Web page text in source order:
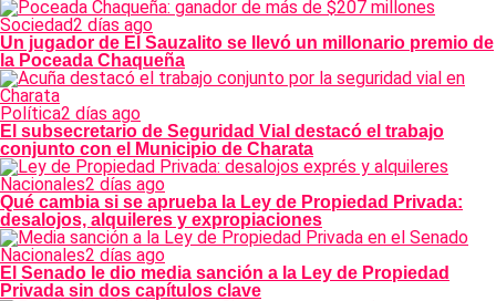
Sociedad2 días ago
Un jugador de El Sauzalito se llevó un millonario premio de
la Poceada Chaqueña
Política2 días ago
El subsecretario de Seguridad Vial destacó el trabajo
conjunto con el Municipio de Charata
Nacionales2 días ago
Qué cambia si se aprueba la Ley de Propiedad Privada:
desalojos, alquileres y expropiaciones
Nacionales2 días ago
El Senado le dio media sanción a la Ley de Propiedad
Privada sin dos capítulos clave